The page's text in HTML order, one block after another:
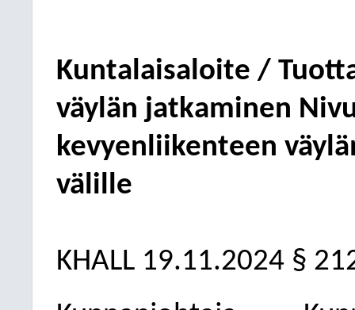
Kuntalaisaloite /
väylän jatkaminen
kevyenliikenteen
välille
KHALL 19.11.2024 §